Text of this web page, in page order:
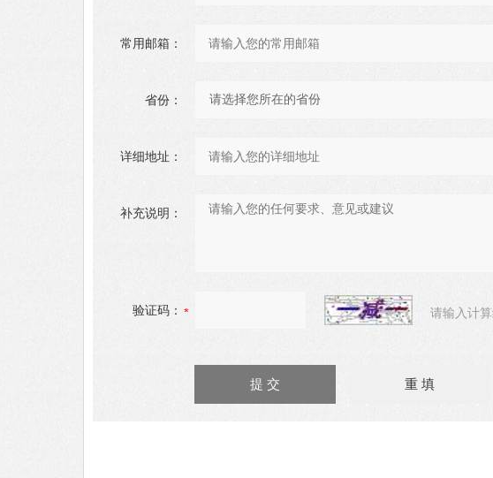
常用邮箱：
省份：
详细地址：
补充说明：
验证码： 请输入计